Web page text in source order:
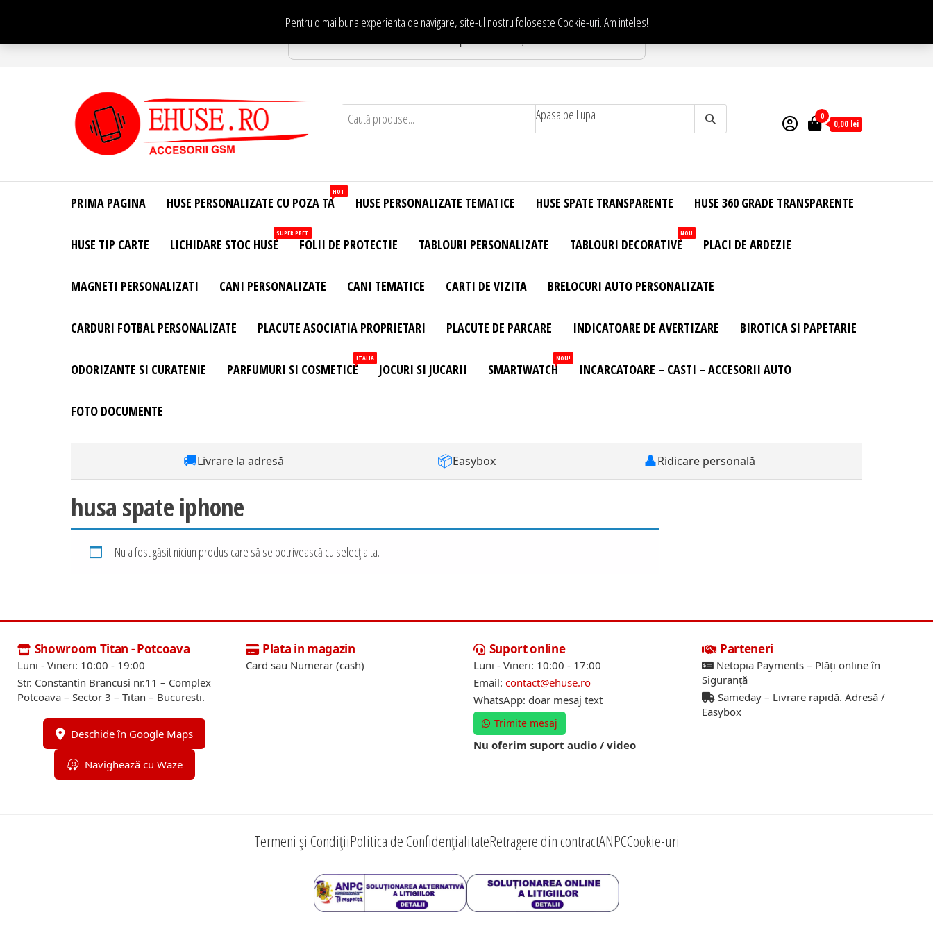
conținut
Pentru o mai buna experienta de navigare, site-ul nostru foloseste Cookie-uri.Am inteles!
Te asteptam in Showroom eHuse.ro
Site Oficial .
Huse
Personalizate
Huse
Personalizate
Telefon –
– Accesorii
Apasa pe Lupa 0
0,00 lei
PRIMA PAGINA HUSE PERSONALIZATE CU POZA TA
HOT
HUSE PERSONALIZATE TEMATICE HUSE SPATE TRANSPARENTE HUSE 360 GRADE TRANSPARENTE
HUSE TIP CARTE LICHIDARE STOC HUSE
SUPER PRET
FOLII DE PROTECTIE TABLOURI PERSONALIZATE TABLOURI DECORATIVE
NOU
PLACI DE ARDEZIE
MAGNETI PERSONALIZATI CANI PERSONALIZATE CANI TEMATICE CARTI DE VIZITA BRELOCURI AUTO PERSONALIZATE
CARDURI FOTBAL PERSONALIZATE PLACUTE ASOCIATIA PROPRIETARI PLACUTE DE PARCARE INDICATOARE DE AVERTIZARE BIROTICA SI PAPETARIE
ODORIZANTE SI CURATENIE PARFUMURI SI COSMETICE
ITALIA
JOCURI SI JUCARII SMARTWATCH
NOU!
INCARCATOARE – CASTI – ACCESORII AUTO
FOTO DOCUMENTE
🚚Livrare la adresă 📦Easybox 👤Ridicare personală
husa spate iphone
Nu a fost găsit niciun produs care să se potrivească cu selecția ta.
Showroom Titan - Potcoava
Luni - Vineri: 10:00 - 19:00
Str. Constantin Brancusi nr.11 – Complex
Potcoava – Sector 3 – Titan – Bucuresti.
Deschide în Google Maps
Navighează cu Waze
Plata in magazin
Card sau Numerar (cash)
Suport online
Luni - Vineri: 10:00 - 17:00
Email: contact@ehuse.ro
WhatsApp: doar mesaj text
Trimite mesaj
Nu oferim suport audio / video
Parteneri
Netopia Payments – Plăți online în
Siguranță
Sameday – Livrare rapidă. Adresă /
Easybox
Termeni și CondițiiPolitica de ConfidențialitateRetragere din contractANPCCookie-uri